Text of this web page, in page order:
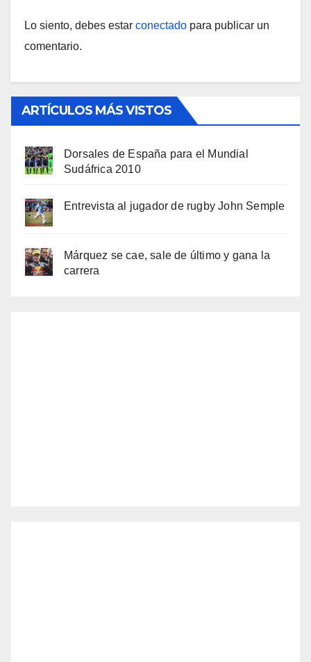
Lo siento, debes estar conectado para publicar un
comentario.
ARTÍCULOS MÁS VISTOS
Dorsales de España para el Mundial
Sudáfrica 2010
Entrevista al jugador de rugby John Semple
Márquez se cae, sale de último y gana la
carrera